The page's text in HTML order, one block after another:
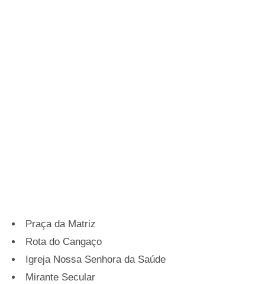
Praça da Matriz
Rota do Cangaço
Igreja Nossa Senhora da Saúde
Mirante Secular